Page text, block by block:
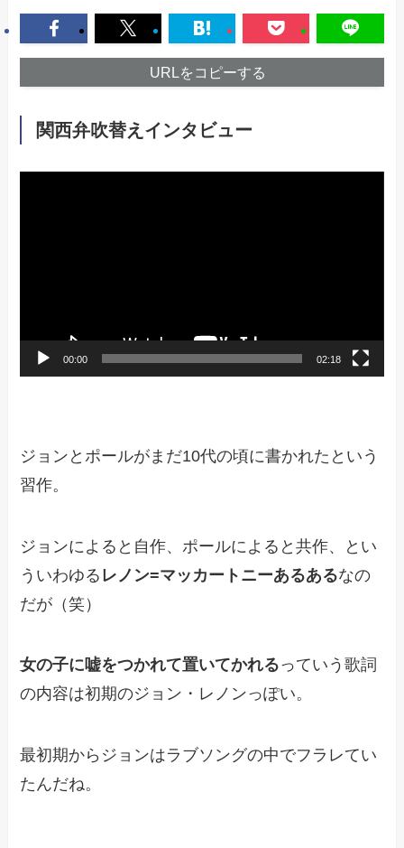
URLをコピーする
関西弁吹替えインタビュー
00:00 02:18
ジョンとポールがまだ10代の頃に書かれたという
習作。
ジョンによると自作、ポールによると共作、とい
ういわゆる レノン=マッカートニーあるあるなの
だが（笑）
女の子に嘘をつかれて置いてかれるっていう歌詞
の内容は初期のジョン・レノンっぽい。
最初期からジョンはラブソングの中でフラレてい
たんだね。